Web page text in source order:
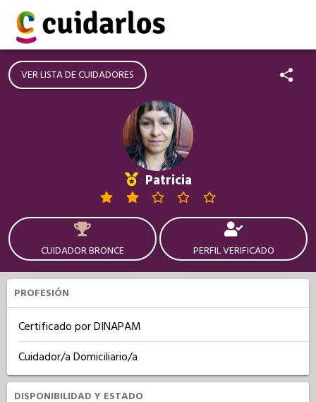
VER LISTA DE CUIDADORES
Patricia
CUIDADOR BRONCE PERFIL VERIFICADO
PROFESIÓN
Certificado por DINAPAM
Cuidador/a Domiciliario/a
DISPONIBILIDAD Y ESTADO